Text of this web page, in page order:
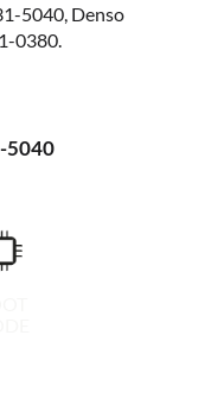
5040, Denso
0380.
5040